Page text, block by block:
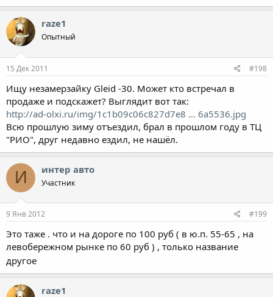
raze1
Опытный
15 Дек 2011 #198
Ищу незамерзайку Gleid -30. Может кто встречал в
продаже и подскажет? Выглядит вот так:
http://ad-olxi.ru/img/1c1b09c06c827d7e8 ... 6a5536.jpg
Всю прошлую зиму отъездил, брал в прошлом году в ТЦ
"РИО", друг недавно ездил, не нашёл.
И интер авто
Участник
9 Янв 2012 #199
Это таже . что и на дороге по 100 руб ( в ю.п. 55-65 , на
левобережном рынке по 60 руб ) , только название
другое
raze1